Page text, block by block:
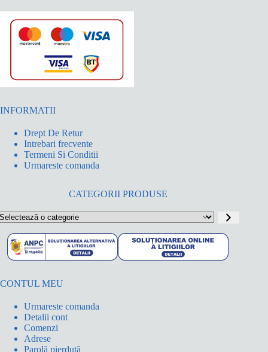
INFORMATII
Drept De Retur
Intrebari frecvente
Termeni Si Conditii
Urmareste comanda
CATEGORII PRODUSE
CONTUL MEU
Urmareste comanda
Detalii cont
Comenzi
Adrese
Parolă pierdută